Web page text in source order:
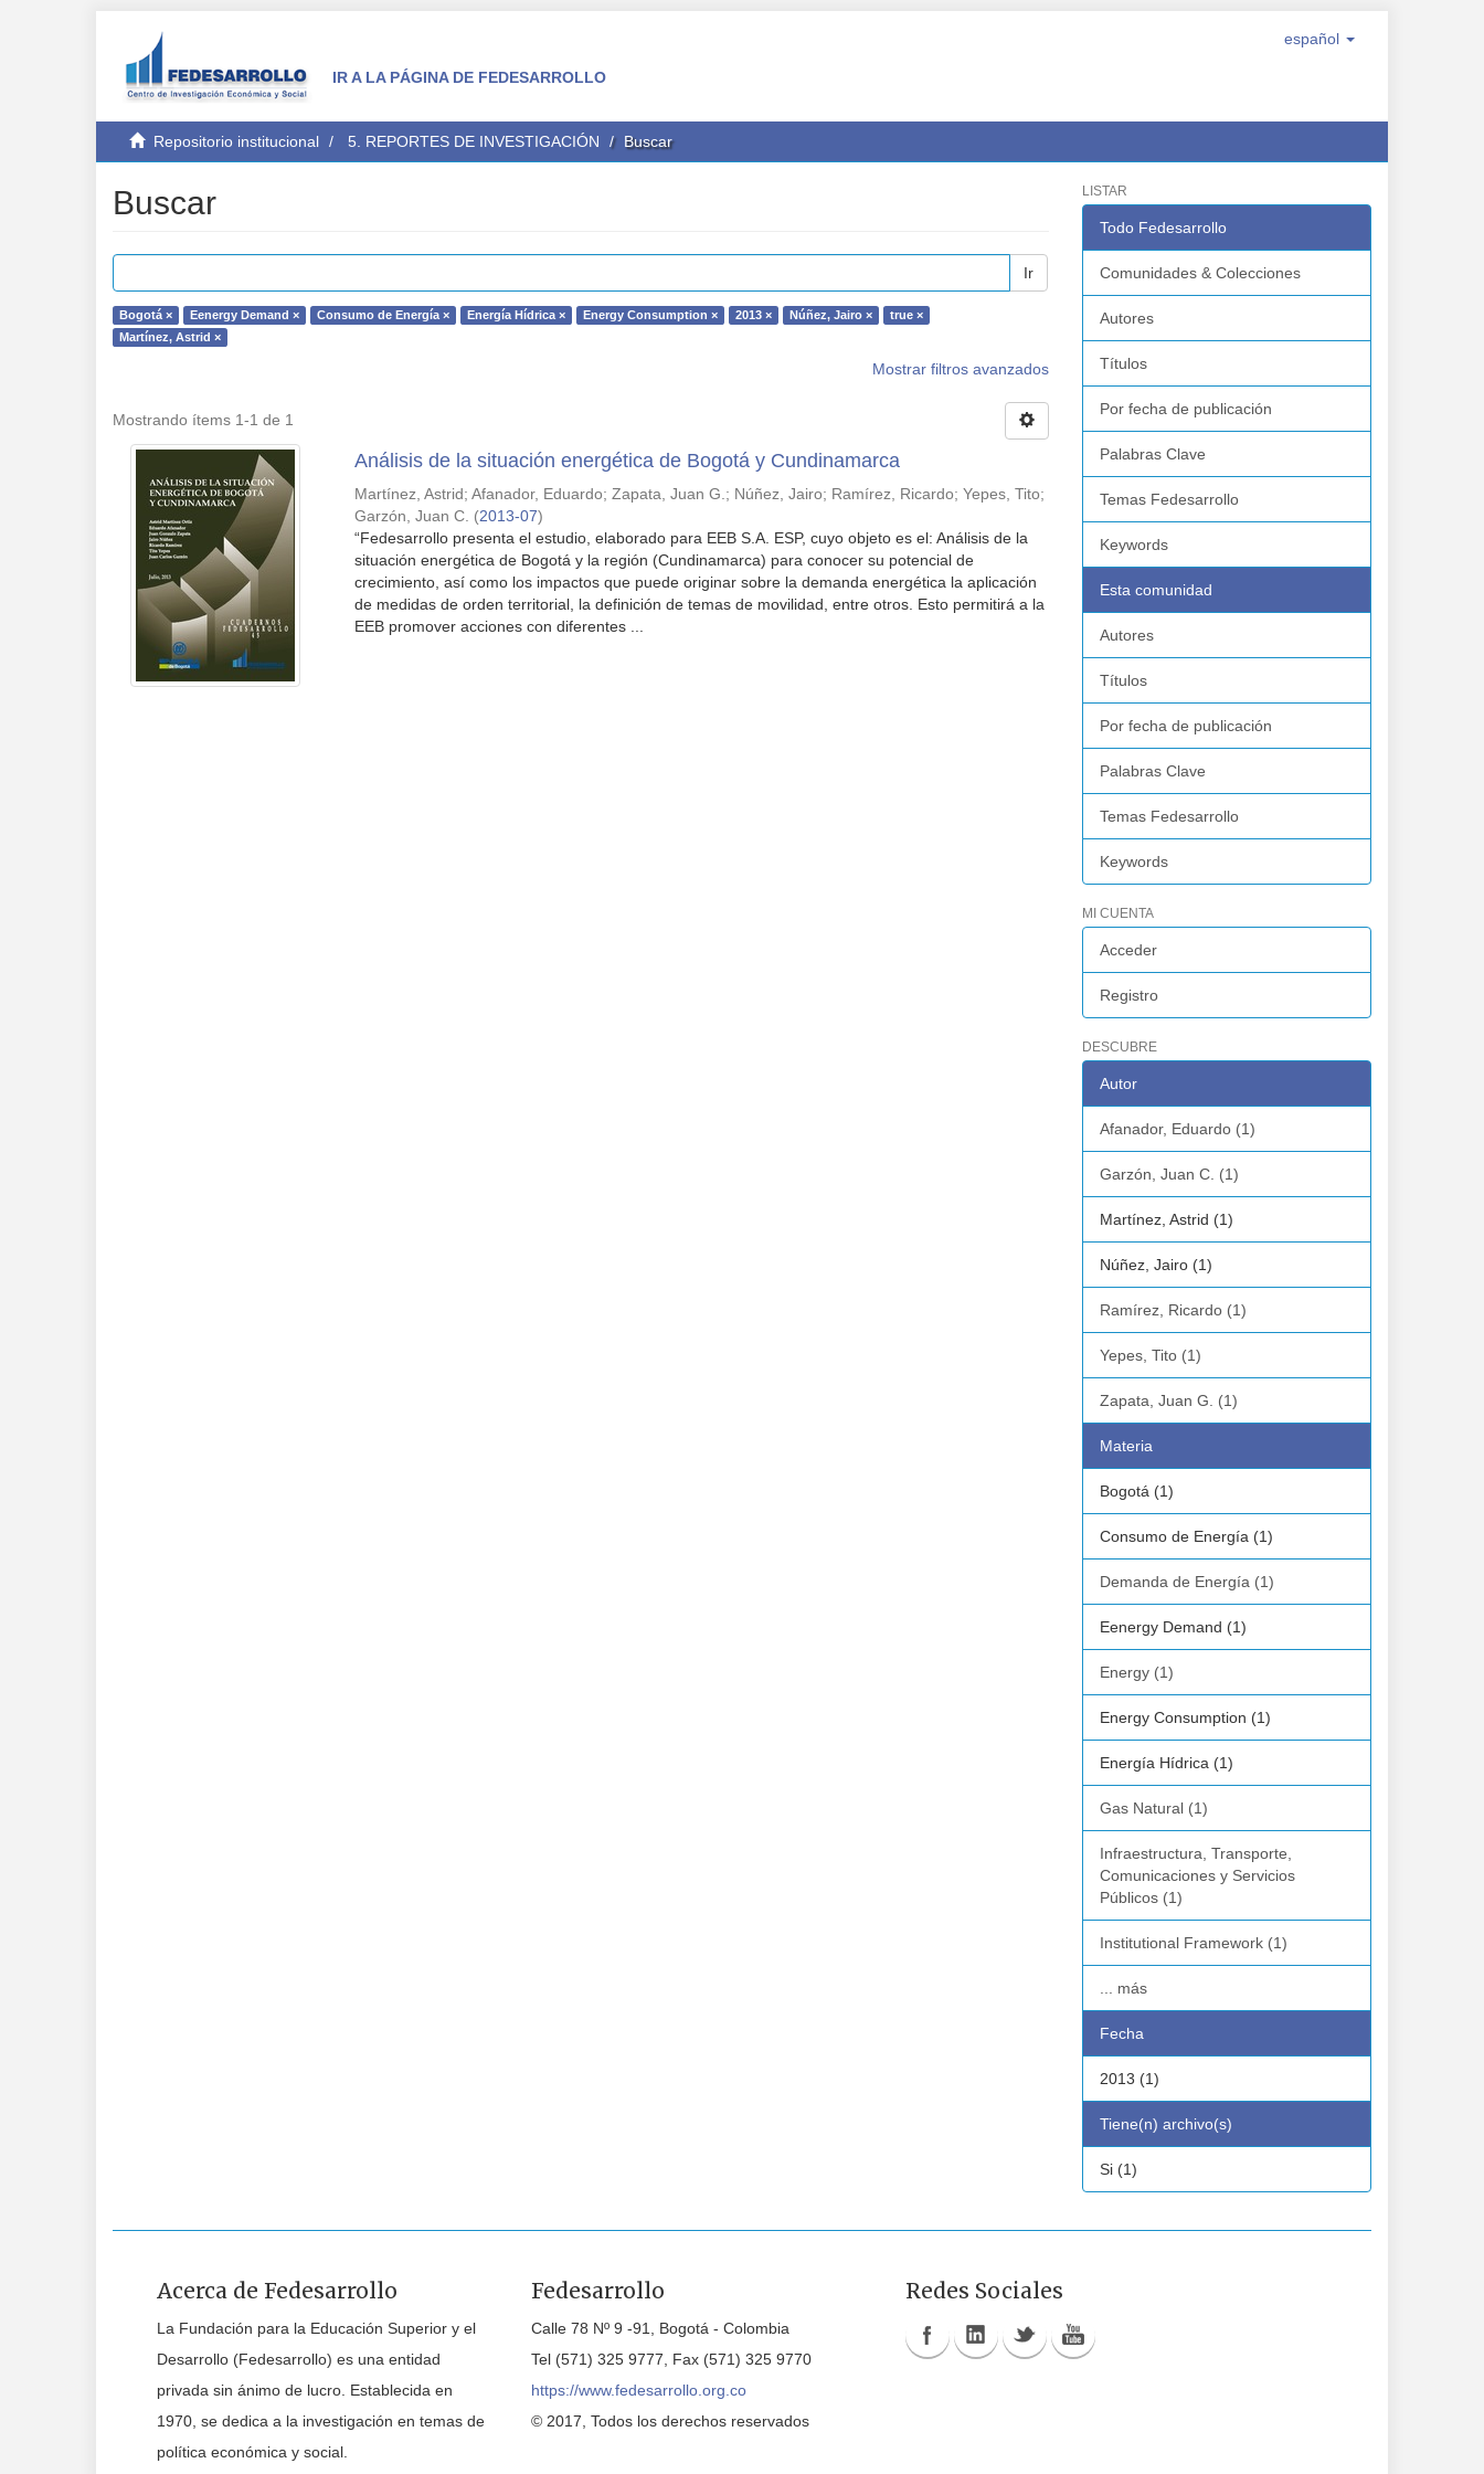
IR A LA PÁGINA DE FEDESARROLLO
español
Repositorio institucional 5. REPORTES DE INVESTIGACIÓN Buscar
Buscar
Ir
Bogotá × Eenergy Demand × Consumo de Energía × Energía Hídrica × Energy Consumption × 2013 × Núñez, Jairo ×
true ×
Martínez, Astrid ×
Mostrar filtros avanzados
Mostrando ítems 1-1 de 1
Análisis de la situación energética de Bogotá y Cundinamarca
Martínez, Astrid ;Afanador, Eduardo;Zapata, Juan G.; Núñez, Jairo; Ramírez, Ricardo;Yepes, Tito;
Garzón, Juan C. (2013-07)
“Fedesarrollo presenta el estudio, elaborado para EEB S.A. ESP, cuyo objeto es el: Análisis de la
situación energética de Bogotá y la región (Cundinamarca) para conocer su potencial de
crecimiento, así como los impactos que puede originar sobre la demanda energética la aplicación
de medidas de orden territorial, la definición de temas de movilidad, entre otros. Esto permitirá a la
EEB promover acciones con diferentes ...
LISTAR
Todo Fedesarrollo
Comunidades & Colecciones
Autores
Títulos
Por fecha de publicación
Palabras Clave
Temas Fedesarrollo
Keywords
Esta comunidad
Autores
Títulos
Por fecha de publicación
Palabras Clave
Temas Fedesarrollo
Keywords
MI CUENTA
Acceder
Registro
DESCUBRE
Autor
Afanador, Eduardo (1)
Garzón, Juan C. (1)
Martínez, Astrid (1)
Núñez, Jairo (1)
Ramírez, Ricardo (1)
Yepes, Tito (1)
Zapata, Juan G. (1)
Materia
Bogotá (1)
Consumo de Energía (1)
Demanda de Energía (1)
Eenergy Demand (1)
Energy (1)
Energy Consumption (1)
Energía Hídrica (1)
Gas Natural (1)
Infraestructura, Transporte,
Comunicaciones y Servicios
Públicos (1)
Institutional Framework (1)
... más
Fecha
2013 (1)
Tiene(n) archivo(s)
Si (1)
Acerca de Fedesarrollo
La Fundación para la Educación Superior y el
Desarrollo (Fedesarrollo) es una entidad
privada sin ánimo de lucro. Establecida en
1970, se dedica a la investigación en temas de
política económica y social.
Fedesarrollo
Calle 78 Nº 9 -91, Bogotá - Colombia
Tel (571) 325 9777, Fax (571) 325 9770
https://www.fedesarrollo.org.co
© 2017, Todos los derechos reservados
Redes Sociales